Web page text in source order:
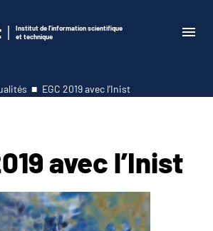
Institut de l'information scientifique
et technique
EGC 2019 avec l’Inist
avec l’Inist